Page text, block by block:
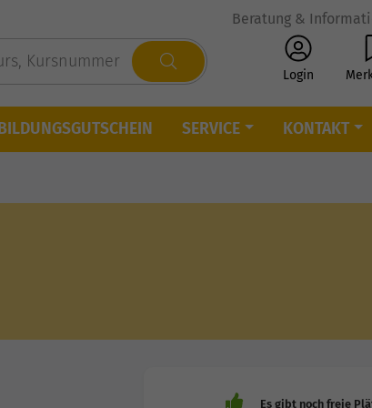
Beratung &
Login
BILDUNGSGUTSCHEIN SERVICE KONTAKT